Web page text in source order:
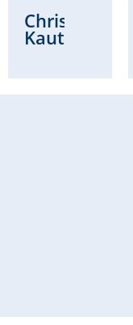
Christian
Kautz